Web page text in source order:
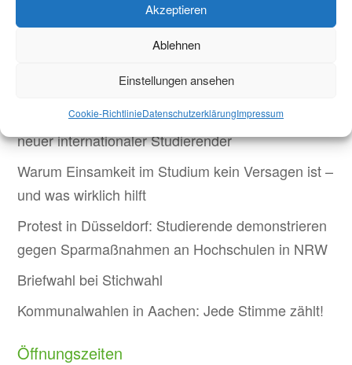
Akzeptieren
Ablehnen
Einstellungen ansehen
Cookie-RichtlinieDatenschutzerklärungImpressum
Welcome Week und darüber hinaus: Onboarding
neuer internationaler Studierender
Warum Einsamkeit im Studium kein Versagen ist –
und was wirklich hilft
Protest in Düsseldorf: Studierende demonstrieren
gegen Sparmaßnahmen an Hochschulen in NRW
Briefwahl bei Stichwahl
Kommunalwahlen in Aachen: Jede Stimme zählt!
Öffnungszeiten